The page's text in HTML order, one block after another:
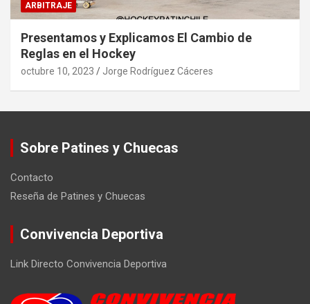
ARBITRAJE
Presentamos y Explicamos El Cambio de
Reglas en el Hockey
octubre 10, 2023 Jorge Rodríguez Cáceres
Sobre Patines y Chuecas
Contacto
Reseña de Patines y Chuecas
Convivencia Deportiva
Link Directo Convivencia Deportiva